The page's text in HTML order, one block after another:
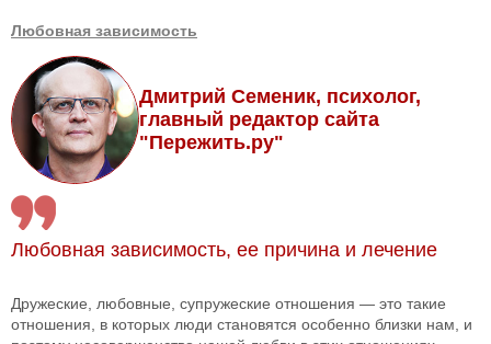
Любовная зависимость
Дмитрий Семеник, психолог,
главный редактор сайта
"Пережить.ру"
Любовная зависимость, ее причина и лечение
Дружеские, любовные, супружеские отношения — это такие
отношения, в которых люди становятся особенно близки нам, и